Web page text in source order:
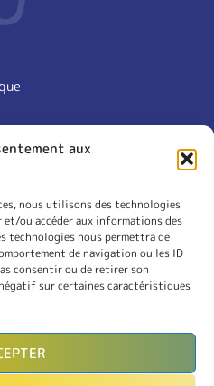
aux
nous utilisons des technologies
ou accéder aux informations des
technologies nous permettra de
de navigation ou les ID
consentir ou de retirer son
sur certaines caractéristiques